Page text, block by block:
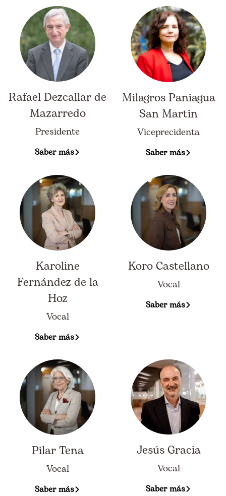
Rafael Dezcallar de
Mazarredo
Presidente
Saber más
Milagros Paniagua
San Martin
Viceprecidenta
Saber más
Karoline
Fernández de la
Hoz
Vocal
Saber más
Koro Castellano
Vocal
Saber más
Pilar Tena
Vocal
Saber más
Jesús Gracia
Vocal
Saber más